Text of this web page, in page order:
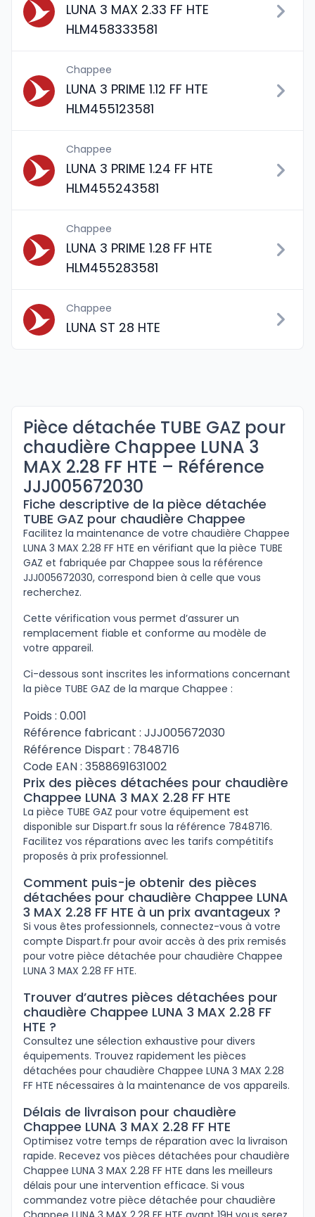
LUNA 3 MAX 2.33 FF HTE
HLM458333581
Chappee
LUNA 3 PRIME 1.12 FF HTE
HLM455123581
Chappee
LUNA 3 PRIME 1.24 FF HTE
HLM455243581
Chappee
LUNA 3 PRIME 1.28 FF HTE
HLM455283581
Chappee
LUNA ST 28 HTE
Pièce détachée TUBE GAZ pour
chaudière Chappee LUNA 3
MAX 2.28 FF HTE – Référence
JJJ005672030
Fiche descriptive de la pièce détachée
TUBE GAZ pour chaudière Chappee
Facilitez la maintenance de votre chaudière Chappee
LUNA 3 MAX 2.28 FF HTE en vérifiant que la pièce TUBE
GAZ et fabriquée par Chappee sous la référence
JJJ005672030, correspond bien à celle que vous
recherchez.
Cette vérification vous permet d’assurer un
remplacement fiable et conforme au modèle de
votre appareil.
Ci-dessous sont inscrites les informations concernant
la pièce TUBE GAZ de la marque Chappee :
Poids : 0.001
Référence fabricant : JJJ005672030
Référence Dispart : 7848716
Code EAN : 3588691631002
Prix des pièces détachées pour chaudière
Chappee LUNA 3 MAX 2.28 FF HTE
La pièce TUBE GAZ pour votre équipement est
disponible sur Dispart.fr sous la référence 7848716.
Facilitez vos réparations avec les tarifs compétitifs
proposés à prix professionnel.
Comment puis-je obtenir des pièces
détachées pour chaudière Chappee LUNA
3 MAX 2.28 FF HTE à un prix avantageux ?
Si vous êtes professionnels, connectez-vous à votre
compte Dispart.fr pour avoir accès à des prix remisés
pour votre pièce détachée pour chaudière Chappee
LUNA 3 MAX 2.28 FF HTE.
Trouver d’autres pièces détachées pour
chaudière Chappee LUNA 3 MAX 2.28 FF
HTE ?
Consultez une sélection exhaustive pour divers
équipements. Trouvez rapidement les pièces
détachées pour chaudière Chappee LUNA 3 MAX 2.28
FF HTE nécessaires à la maintenance de vos appareils.
Délais de livraison pour chaudière
Chappee LUNA 3 MAX 2.28 FF HTE
Optimisez votre temps de réparation avec la livraison
rapide. Recevez vos pièces détachées pour chaudière
Chappee LUNA 3 MAX 2.28 FF HTE dans les meilleurs
délais pour une intervention efficace. Si vous
commandez votre pièce détachée pour chaudière